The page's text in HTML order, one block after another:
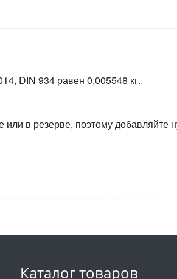
DIN 934 равен 0,005548 кг.
в резерве, поэтому добавляйте
Каталог товаров